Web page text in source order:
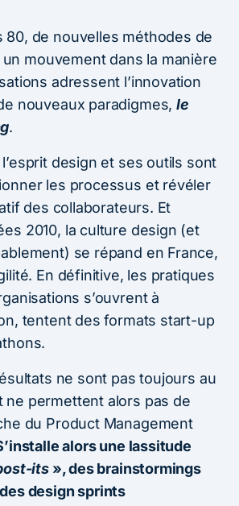
80, de nouvelles méthodes de
mouvement dans la manière
adressent l’innovation
nouveaux paradigmes, le
.
design et ses outils sont
les processus et révéler
des collaborateurs. Et
2010, la culture design (et
se répand en France,
En définitive, les pratiques
s’ouvrent à
tentent des formats start-up
ne sont pas toujours au
ne permettent alors pas de
du Product Management
alors une lassitude
its », des brainstormings
design sprints